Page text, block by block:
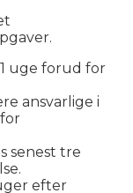
uge forud for
ansvarlige i
senest tre
efter